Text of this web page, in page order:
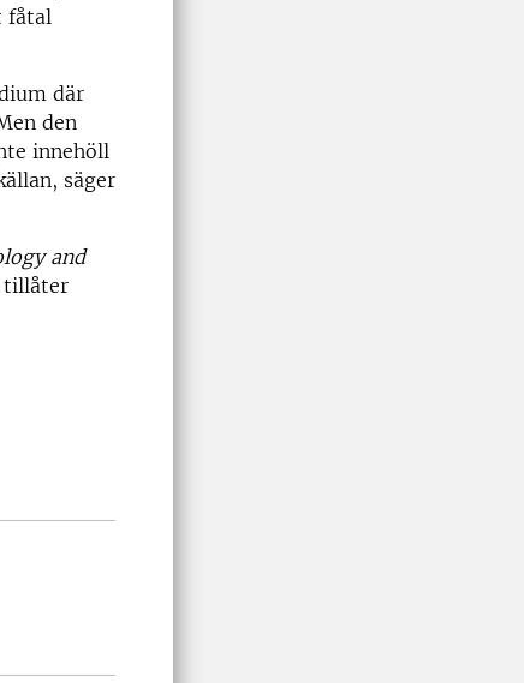
fåtal
där
den
innehöll
säger
and
tillåter